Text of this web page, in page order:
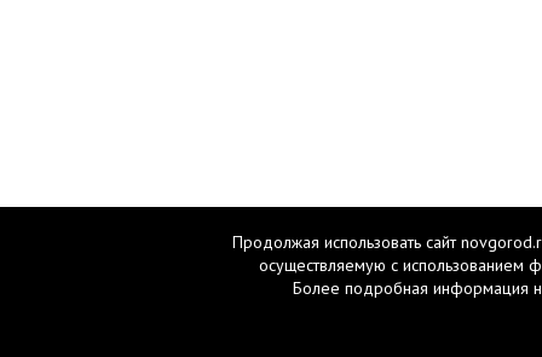
Продолжая использовать сайт
осуществляемую с использованием
Более подробная информация